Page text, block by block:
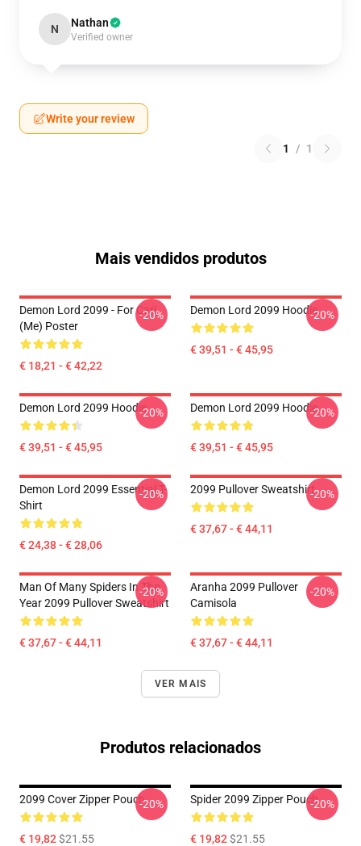
N Nathan
Verified owner
Write your review
1 / 1
Mais vendidos produtos
Demon Lord 2099 - For Cari
(me) Poster
€ 18,21 - € 42,22
-20% Demon Lord 2099 Hoodie
€ 39,51 - € 45,95
-20%
Demon Lord 2099 Hoodie
€ 39,51 - € 45,95
-20% Demon Lord 2099 Hoodie
€ 39,51 - € 45,95
-20%
Demon Lord 2099 Essential T-
Shirt
€ 24,38 - € 28,06
-20% 2099 Pullover Sweatshirt
€ 37,67 - € 44,11
-20%
Man Of Many Spiders In The
Year 2099 Pullover Sweatshirt
€ 37,67 - € 44,11
-20%
Aranha 2099 Pullover
Camisola
€ 37,67 - € 44,11
-20%
VER MAIS
Produtos relacionados
2099 Cover Zipper Pouch
€ 19,82$21.55
-20% Spider 2099 Zipper Pouch
€ 19,82$21.55
-20%